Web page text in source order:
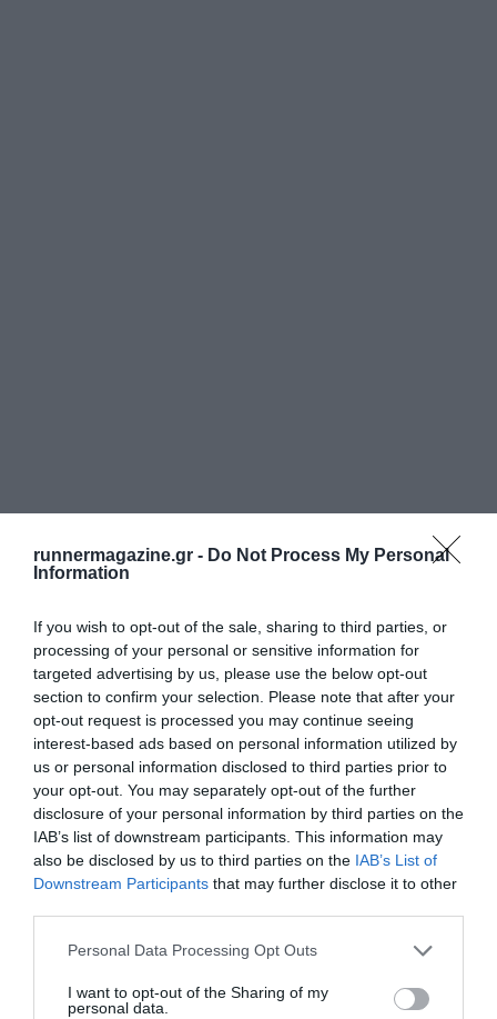
runnermagazine.gr - Do Not Process My Personal
Information
If you wish to opt-out of the sale, sharing to third parties, or
processing of your personal or sensitive information for
targeted advertising by us, please use the below opt-out
section to confirm your selection. Please note that after your
opt-out request is processed you may continue seeing
interest-based ads based on personal information utilized by
us or personal information disclosed to third parties prior to
your opt-out. You may separately opt-out of the further
disclosure of your personal information by third parties on the
IAB’s list of downstream participants. This information may
also be disclosed by us to third parties on the IAB’s List of
Downstream Participants that may further disclose it to other
Personal Data Processing Opt Outs
I want to opt-out of the Sharing of my
personal data.